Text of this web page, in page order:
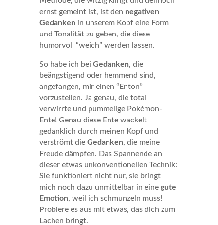
ernst gemeint ist, ist den negativen
Gedanken in unserem Kopf eine Form
und Tonalität zu geben, die diese
humorvoll “weich” werden lassen.
So habe ich bei Gedanken, die
beängstigend oder hemmend sind,
angefangen, mir einen “Enton”
vorzustellen. Ja genau, die total
verwirrte und pummelige Pokémon-
Ente! Genau diese Ente wackelt
gedanklich durch meinen Kopf und
verströmt dieGedanken, die meine
Freude dämpfen. Das Spannende an
dieser etwas unkonventionellen Technik:
Sie funktioniert nicht nur, sie bringt
mich noch dazu unmittelbar in eine gute
Emotion, weil ich schmunzeln muss!
Probiere es aus mit etwas, das dich zum
Lachen bringt.